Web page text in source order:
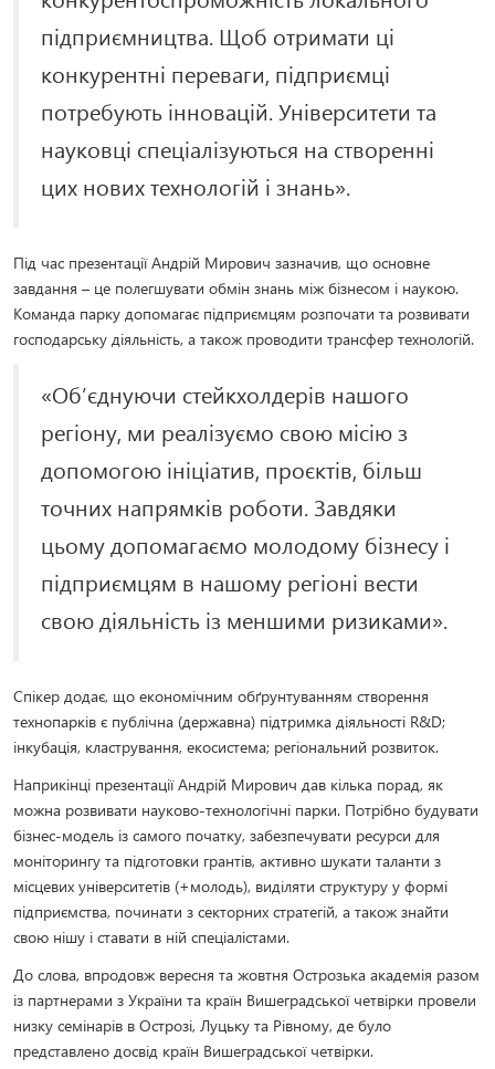
підприємництва. Щоб отримати ці
конкурентні переваги, підприємці
потребують інновацій. Університети та
науковці спеціалізуються на створенні
цих нових технологій і знань».
Під час презентації Андрій Мирович зазначив, що основне
завдання – це полегшувати обмін знань між бізнесом і наукою.
Команда парку допомагає підприємцям розпочати та розвивати
господарську діяльність, а також проводити трансфер технологій.
«Об’єднуючи стейкхолдерів нашого
регіону, ми реалізуємо свою місію з
допомогою ініціатив, проєктів, більш
точних напрямків роботи. Завдяки
цьому допомагаємо молодому бізнесу і
підприємцям в нашому регіоні вести
свою діяльність із меншими ризиками».
Спікер додає, що економічним обґрунтуванням створення
технопарків є публічна (державна) підтримка діяльності R&D;
інкубація, кластрування, екосистема; регіональний розвиток.
Наприкінці презентації Андрій Мирович дав кілька порад, як
можна розвивати науково-технологічні парки. Потрібно будувати
бізнес-модель із самого початку, забезпечувати ресурси для
моніторингу та підготовки грантів, активно шукати таланти з
місцевих університетів (+молодь), виділяти структуру у формі
підприємства, починати з секторних стратегій, а також знайти
свою нішу і ставати в ній спеціалістами.
До слова, впродовж вересня та жовтня Острозька академія разом
із партнерами з України та країн Вишеградської четвірки провели
низку семінарів в Острозі, Луцьку та Рівному, де було
представлено досвід країн Вишеградської четвірки.